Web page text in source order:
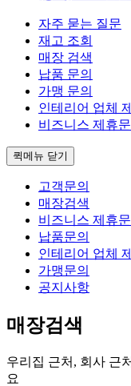
자주 묻는 질문
재고 조회
매장 검색
납품 문의
가맹 문의
인테리어 업체
비즈니스 제휴문
퀵메뉴 닫기
고객문의
매장검색
비즈니스 제휴문
납품문의
인테리어 업체
가맹문의
공지사항
매장검색
우리집 근처, 회사 근
요